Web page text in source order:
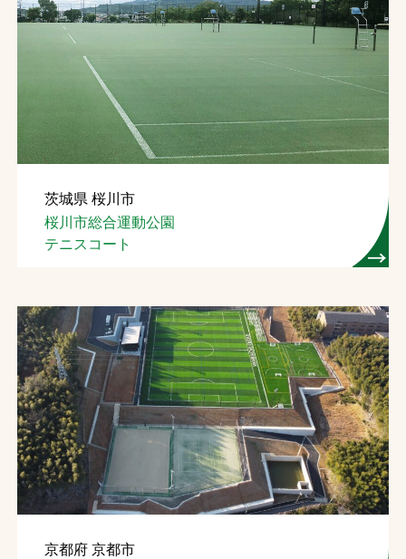
茨城県 桜川市
桜川市総合運動公園
テニスコート
京都府 京都市